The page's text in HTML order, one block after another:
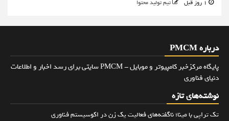
تیم تولید محتوا
درباره PMCM
پایگاه مرکزخبر کامپیوتر و موبایل - PMCM سایتی برای رسد اخبار و اطلاعات
دنیای فناوری
نوشته‌های تازه
تک تراپی با مینا؛ ناگفته‌های فعالیت یک زن در اکوسیستم فناوری